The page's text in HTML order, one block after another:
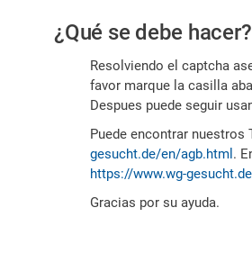
es
humano
¿Qué se debe hacer?
Resolviendo el captcha
favor marque la casilla
Despues puede seguir
Puede encontrar nuestros
gesucht.de/en/agb.html .
https://www.wg-
Gracias por su ayuda.